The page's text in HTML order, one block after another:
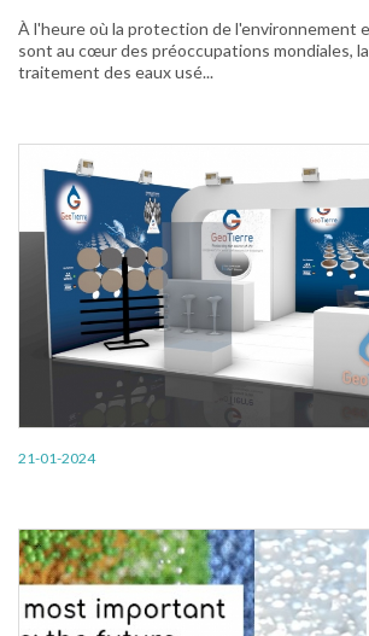
À l'heure où la protection de l'environnement
sont au cœur des préoccupations mondiales,
traitement des eaux usé...
21-01-2024